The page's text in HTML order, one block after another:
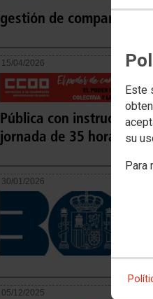
Este
su
Para
gestión de
15/04/2026
Pública con
jornada de 35 horas
30/01/2026
05/12/2025